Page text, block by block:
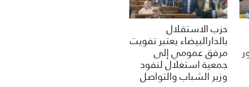
حزب الاستقلال
بالدارالبيضاء يعتبر تفويت
مرفق عمومي إلى
جمعية استغلال لنفود
وزير الشباب والتواصل